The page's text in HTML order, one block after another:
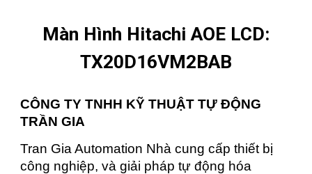
Màn Hình Hitachi AOE LCD:
TX20D16VM2BAB
CÔNG TY TNHH KỸ THUẬT TỰ ĐỘNG
TRẦN GIA
Tran Gia Automation Nhà cung cấp thiết bị
công nghiệp, và giải pháp tự động hóa